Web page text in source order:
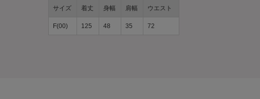
サイズ 着丈 身幅 肩幅 ウエスト
F(00) 125 48 35 72